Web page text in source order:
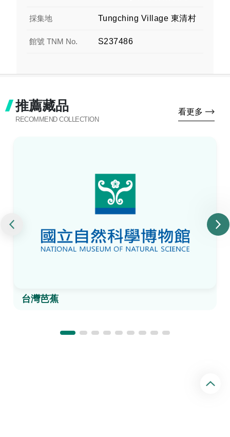
採集地 Tungching Village 東清村
館號 TNM No. S237486
推薦藏品
RECOMMEND COLLECTION
看更多
台灣芭蕉
回
頂
端